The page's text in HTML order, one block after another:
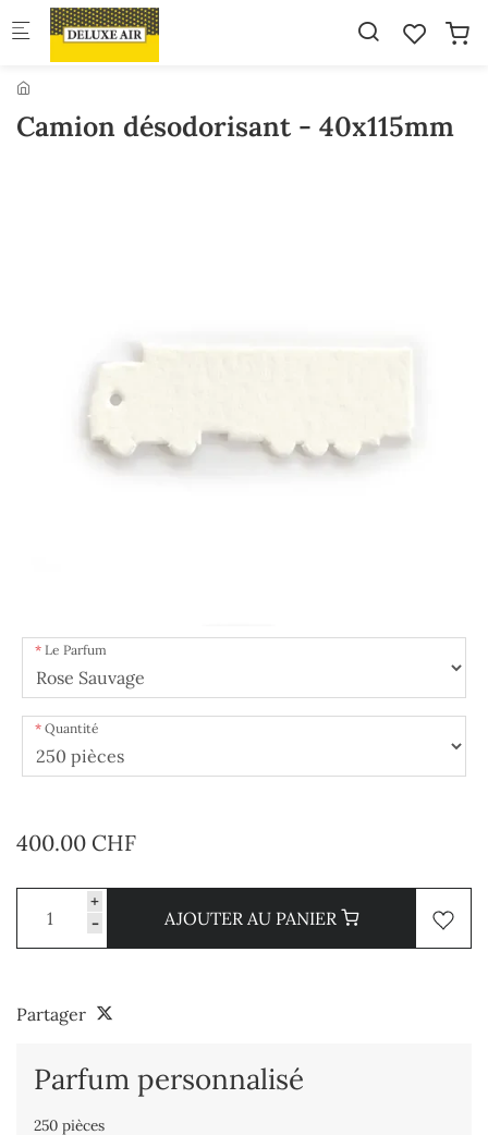
Skip to main content
Camion désodorisant - 40x115mm
Le Parfum
Quantité
400.00 CHF
+
-
AJOUTER AU PANIER
Partager
Parfum personnalisé
250 pièces